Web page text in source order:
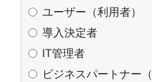
ユーザー（利用者）
導入決定者
IT管理者
ビジネスパートナー